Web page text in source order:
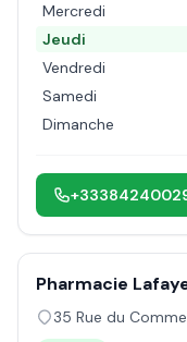
Mercredi
Jeudi
Vendredi
Samedi
Dimanche
Pharmacie
35 Rue du